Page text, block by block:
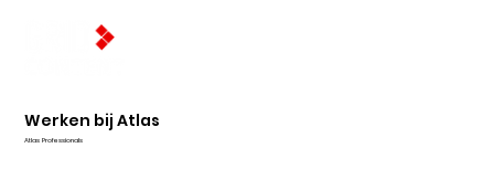
Werken bij Atlas
Atlas Professionals